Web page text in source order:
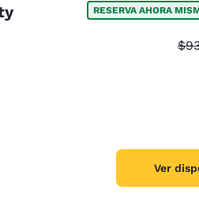
RESERVA AHORA
Ver